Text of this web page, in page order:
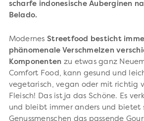
scharfe indonesische Auberginen
Belado.
Modernes Streetfood besticht
phänomenale Verschmelzen
Komponenten zu etwas ganz
Comfort Food, kann gesund und
vegetarisch, vegan oder mit richtig
Fleisch! Das ist ja das Schöne. Es
und bleibt immer anders und bietet
Genussmenschen das passende